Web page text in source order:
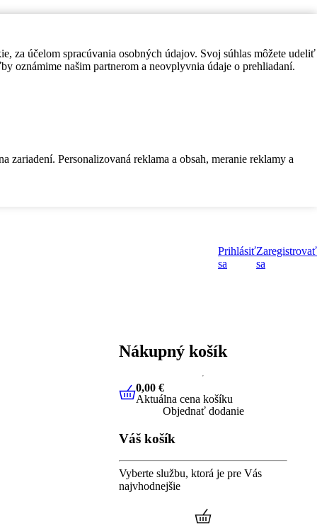
za účelom spracúvania osobných údajov. Svoj súhlas môžete udeliť
oznámime našim partnerom a neovplyvnia údaje o prehliadaní.
Personalizovaná reklama a obsah, meranie reklamy a
Prihlásiť
sa
Zaregistrovať
sa
Nákupný košík
0,00 €Aktuálna cena košíku
0,00 €
Aktuálna cena košíku
Objednať dodanie
Váš košík
Vyberte službu, ktorá je pre Vás
najvhodnejšie